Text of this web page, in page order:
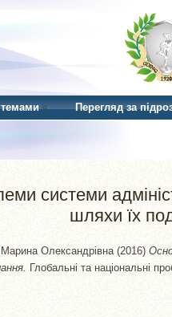
темами Перегляд за
системи
шляхи їх
Марина Олександрівна (2016)
Глобальні та національні